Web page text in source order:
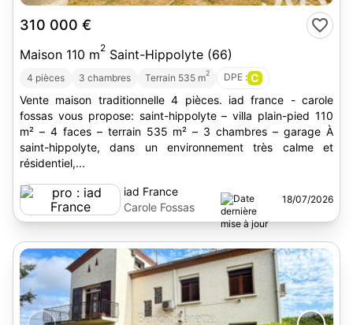
310 000 €
Maison 110 m2 Saint-Hippolyte (66)
4 pièces 3 chambres Terrain 535 m2 DPE : C
Vente maison traditionnelle 4 pièces. iad france - carole
fossas vous propose: saint-hippolyte – villa plain-pied 110
m² – 4 faces – terrain 535 m² – 3 chambres – garage À
saint-hippolyte, dans un environnement très calme et
résidentiel,...
iad France
Carole Fossas
18/07/2026